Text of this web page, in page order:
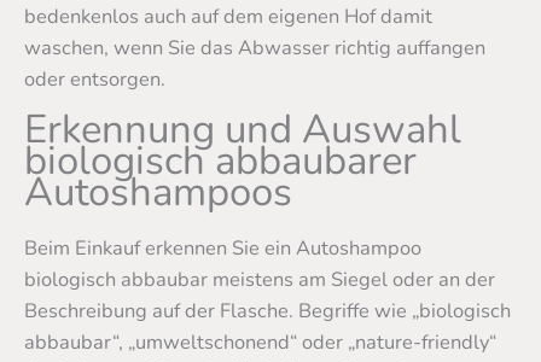
bedenkenlos auch auf dem eigenen Hof damit
waschen, wenn Sie das Abwasser richtig auffangen
oder entsorgen.
Erkennung und Auswahl
biologisch abbaubarer
Autoshampoos
Beim Einkauf erkennen Sie ein Autoshampoo
biologisch abbaubar meistens am Siegel oder an der
Beschreibung auf der Flasche. Begriffe wie „biologisch
abbaubar“, „umweltschonend“ oder „nature-friendly“